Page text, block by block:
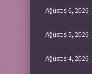
Ağustos 6, 2026
Ağustos 5, 2026
Ağustos 4, 2026